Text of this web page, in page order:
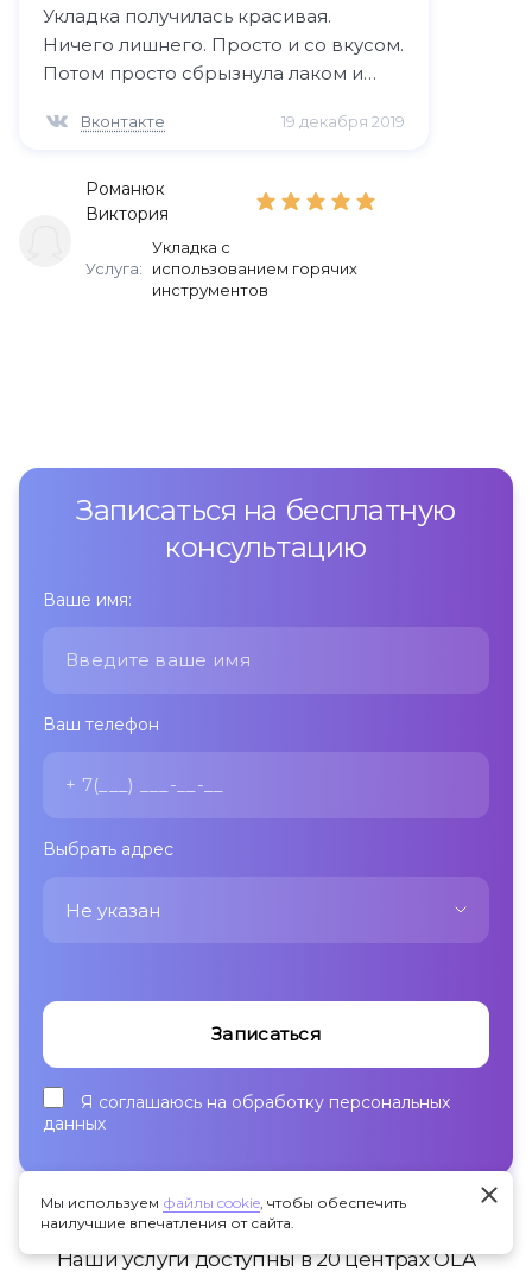
Укладка получилась красивая.
Ничего лишнего. Просто и со вкусом.
Потом просто сбрызнула лаком и
Вконтакте 19 декабря 2019
Романюк
Виктория
Услуга:
Укладка с
использованием горячих
инструментов
Записаться на бесплатную
консультацию
Ваше имя:
Ваш телефон
Выбрать адрес
Не указан
2-я Советская 25 (м. Площадь Восстания)
Парфеновская 14к1 (New) (м. Фрунзенская)
Большеохтинский 41 (м. Новочеркасская,
Выборгская)
Крыленко 14с2 (м. Улица Дыбенко)
Будапештская ул. 102 (м. Купчино, Дунайская)
Записаться
Я соглашаюсь на обработку персональных
данных
Наши услуги доступны в 20 центрах OLA
Мы используем файлы cookie, чтобы обеспечить
наилучшие впечатления от сайта.